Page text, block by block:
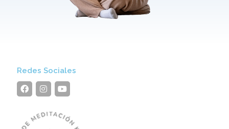
Redes Sociales